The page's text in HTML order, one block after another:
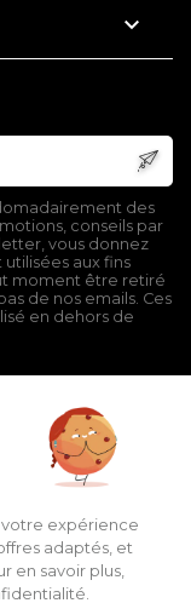

des
conseils par
vous donnez
aux fins
moment être retiré
de nos emails. Ces
en dehors de
vente